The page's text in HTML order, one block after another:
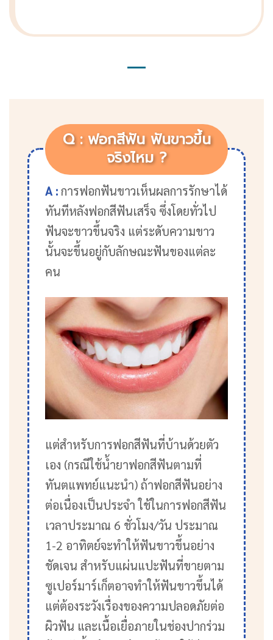
Q : ฟอกสีฟัน ฟันขาวขึ้น
จริงไหม ?
A :การฟอกฟันขาวเห็นผลการรักษาได้
ทันทีหลังฟอกสีฟันเสร็จ ซึ่งโดยทั่วไป
ฟันจะขาวขึ้นจริง แต่ระดับความขาว
นั้นจะขึ้นอยู่กับลักษณะฟันของแต่ละ
คน
แต่สำหรับการฟอกสีฟันที่บ้านด้วยตัว
เอง (กรณีใช้น้ำยาฟอกสีฟันตามที่
ทันตแพทย์แนะนำ) ถ้าฟอกสีฟันอย่าง
ต่อเนื่องเป็นประจำ ใช้ในการฟอกสีฟัน
เวลาประมาณ 6 ชั่วโมง/วัน ประมาณ
1-2 อาทิตย์จะทำให้ฟันขาวขึ้นอย่าง
ชัดเจน สำหรับแผ่นแปะฟันที่ขายตาม
ซูเปอร์มาร์เก็ตอาจทำให้ฟันขาวขึ้นได้
แต่ต้องระวังเรื่องของความปลอดภัยต่อ
ผิวฟัน และเนื้อเยื่อภายในช่องปากร่วม